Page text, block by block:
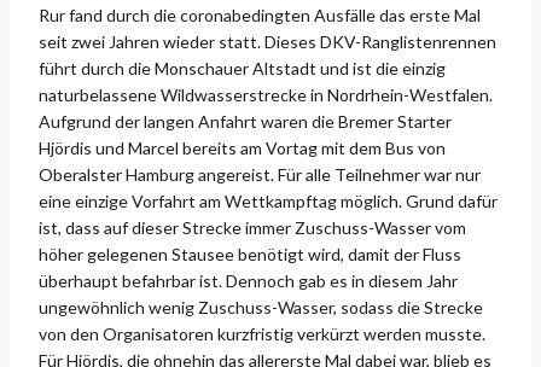
Rur fand durch die coronabedingten Ausfälle das erste Mal
seit zwei Jahren wieder statt. Dieses DKV-Ranglistenrennen
führt durch die Monschauer Altstadt und ist die einzig
naturbelassene Wildwasserstrecke in Nordrhein-Westfalen.
Aufgrund der langen Anfahrt waren die Bremer Starter
Hjördis und Marcel bereits am Vortag mit dem Bus von
Oberalster Hamburg angereist. Für alle Teilnehmer war nur
eine einzige Vorfahrt am Wettkampftag möglich. Grund dafür
ist, dass auf dieser Strecke immer Zuschuss-Wasser vom
höher gelegenen Stausee benötigt wird, damit der Fluss
überhaupt befahrbar ist. Dennoch gab es in diesem Jahr
ungewöhnlich wenig Zuschuss-Wasser, sodass die Strecke
von den Organisatoren kurzfristig verkürzt werden musste.
Für Hjördis, die ohnehin das allererste Mal dabei war, blieb es